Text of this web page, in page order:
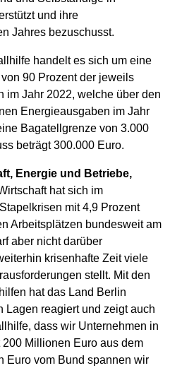
und ihre
Jahres bezuschusst.
handelt es sich um eine
90 Prozent der jeweils
im Jahr 2022, welche über den
Energieausgaben im Jahr
Bagatellgrenze von 3.000
beträgt 300.000 Euro.
Energie und Betriebe,
hat sich im
mit 4,9 Prozent
Arbeitsplätzen bundesweit am
aber nicht darüber
krisenhafte Zeit viele
stellt. Mit den
hat das Land Berlin
Lagen reagiert und zeigt auch
dass wir Unternehmen in
Millionen Euro aus dem
Euro vom Bund spannen wir